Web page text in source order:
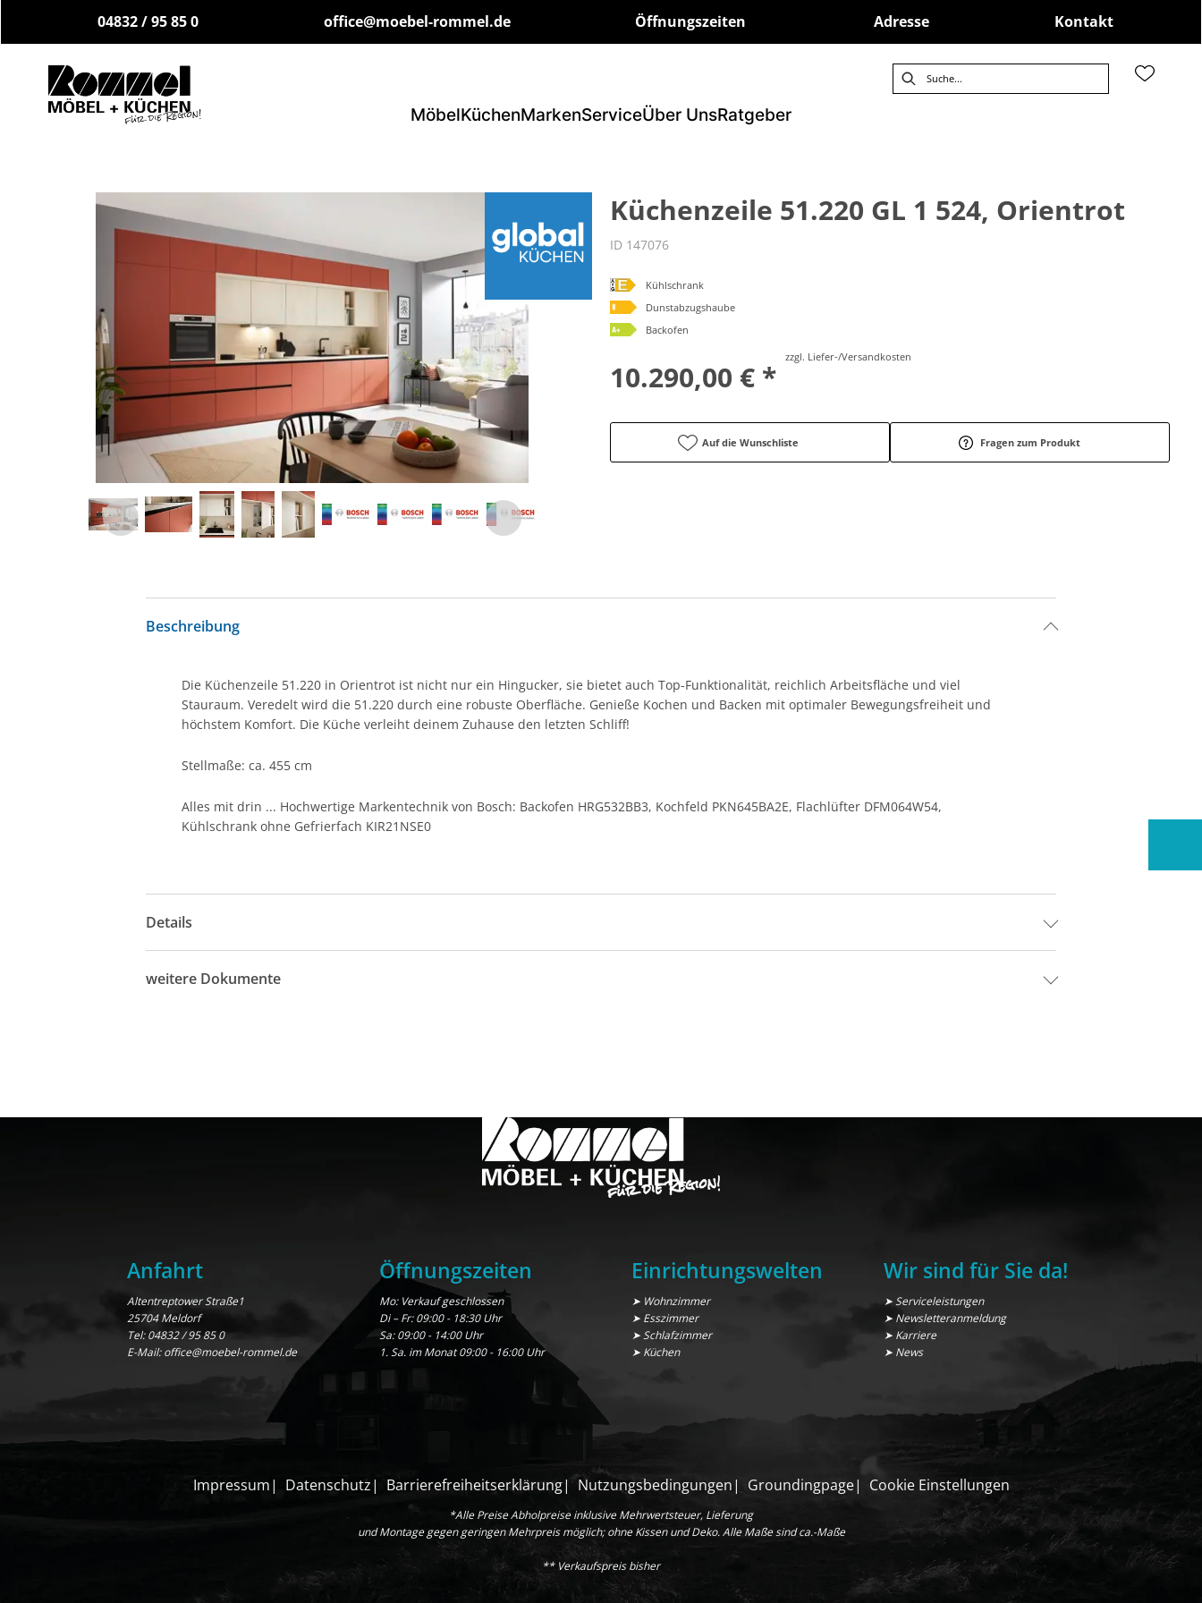
04832 / 95 85 0 office@moebel-rommel.de Öffnungszeiten Adresse Kontakt
MöbelKüchenMarkenServiceÜber UnsRatgeber
Küchenzeile 51.220 GL 1 524, Orientrot
ID 147076
Kühlschrank
Dunstabzugshaube
Backofen
10.290,00 € *
zzgl. Liefer-/Versandkosten
Auf die Wunschliste Fragen zum Produkt
Beschreibung
Die Küchenzeile 51.220 in Orientrot ist nicht nur ein Hingucker, sie bietet auch Top-Funktionalität, reichlich Arbeitsfläche und viel
Stauraum. Veredelt wird die 51.220 durch eine robuste Oberfläche. Genieße Kochen und Backen mit optimaler Bewegungsfreiheit und
höchstem Komfort. Die Küche verleiht deinem Zuhause den letzten Schliff!
Stellmaße: ca. 455 cm
Alles mit drin ... Hochwertige Markentechnik von Bosch: Backofen HRG532BB3, Kochfeld PKN645BA2E, Flachlüfter DFM064W54,
Kühlschrank ohne Gefrierfach KIR21NSE0
Details
weitere Dokumente
Anfahrt
Altentreptower Straße1
25704 Meldorf
Tel:04832 / 95 85 0
E-Mail:office@moebel-rommel.de
Öffnungszeiten
Mo: Verkauf geschlossen
Di – Fr: 09:00 - 18:30 Uhr
Sa: 09:00 - 14:00 Uhr
1. Sa. im Monat 09:00 - 16:00 Uhr
Einrichtungswelten
➤ Wohnzimmer
➤ Esszimmer
➤ Schlafzimmer
➤ Küchen
Wir sind für Sie da!
➤ Serviceleistungen
➤ Newsletteranmeldung
➤ Karriere
➤ News
Impressum Datenschutz Barrierefreiheitserklärung Nutzungsbedingungen Groundingpage Cookie Einstellungen
*Alle Preise Abholpreise inklusive Mehrwertsteuer, Lieferung
und Montage gegen geringen Mehrpreis möglich; ohne Kissen und Deko. Alle Maße sind ca.-Maße
** Verkaufspreis bisher